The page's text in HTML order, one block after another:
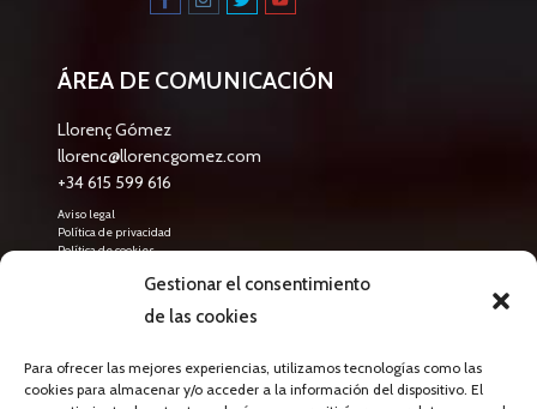
Gestionar el consentimiento
de las cookies
Para ofrecer las mejores experiencias, utilizamos tecnologías como las
cookies para almacenar y/o acceder a la información del dispositivo. El
ÁREA DE COMUNICACIÓN
Llorenç Gómez
llorenc@llorencgomez.com
+34 615 599 616
Aviso legal
Política de privacidad
Política de cookies
LATEST NEWS
abril 9, 2026
El International Training Camp 2026 de Llorenç